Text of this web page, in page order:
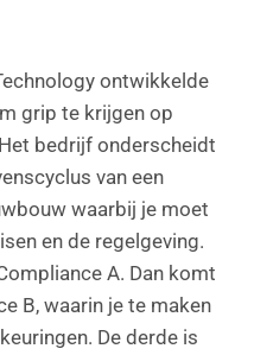
ontwikkelde
grip te krijgen op
bedrijf onderscheidt
van een
waarbij je moet
en de regelgeving.
A. Dan komt
B, waarin je te maken
De derde is